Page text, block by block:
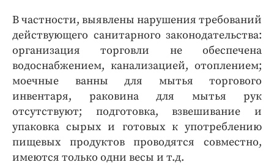
В частности, выявлены нарушения требований
действующего санитарного законодательства:
организация торговли не обеспечена
водоснабжением, канализацией, отоплением;
моечные ванны для мытья торгового
инвентаря, раковина для мытья рук
отсутствуют; подготовка, взвешивание и
упаковка сырых и готовых к употреблению
пищевых продуктов проводятся совместно,
имеются только одни весы и т.д.